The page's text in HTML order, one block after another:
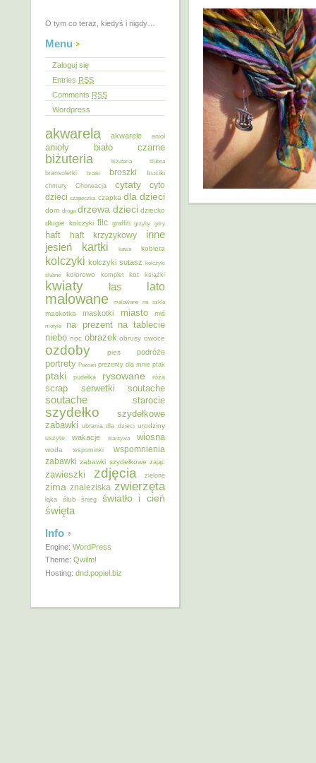
O tym co teraz, kiedyś i nigdy…
Menu
Zaloguj się
Entries RSS
Comments RSS
Wordpress
akwarela akwarele anioł
anioły biało czarne
biżuteria
biżuteria ślubna
bransoletki
bratki broszki buciki
chmury Chorwacja cytaty
cyto
dzieci czapeczka czapka dla dzieci
dom droga drzewa dzieci dziecko
długie kolczyki filc graffiti grzyby góry
haft haft krzyżykowy inne
jesień kartki kawa kobieta
kolczyki kolczyki sutasz kolczyki
ślubne
kolorowo komplet kot książki
kwiaty las lato
malowane malowane na szkle
maskotka maskotki miasto miś
motyle na prezent na tablecie
niebo noc obrazek obrusy owoce
ozdoby pies podróże
portrety Poznań prezenty dla mnie ptak
ptaki pudełka rysowane róża
scrap serwetki soutache
soutache starocie
szydełko
szydełkowe
zabawki ubrania dla dzieci urodziny
uszyte wakacje warzywa wiosna
woda wspominki
wspomnienia
zabawki zabawki szydełkowe zając
zawieszki zdjęcia zielone
zima znaleziska zwierzęta
łąka ślub śnieg światło i cień
święta
Info
Engine: WordPress
Theme: Qwilm!
Hosting: dnd.popiel.biz